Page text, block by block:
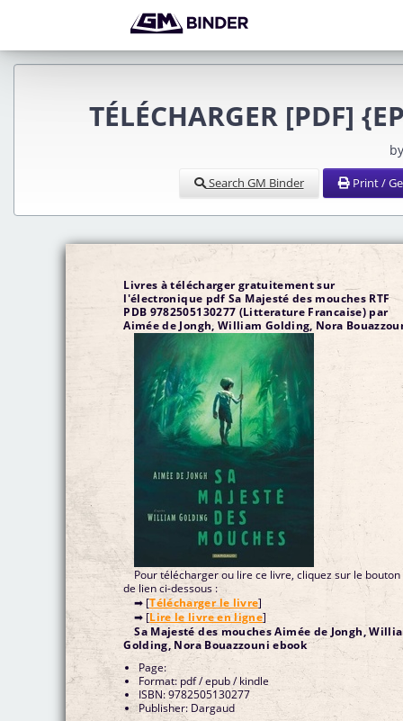
TÉLÉCHARGER [PDF]
Search GM Binder Print /
Livres à télécharger gratuitement sur
l'électronique pdf Sa Majesté des mouches RTF
PDB 9782505130277 (Litterature Francaise) par
Aimée de Jongh, William Golding, Nora
Pour télécharger ou lire ce livre, cliquez sur le bouton
de lien ci-dessous :
➡ [Télécharger le livre]
➡ [Lire le livre en ligne]
Sa Majesté des mouches Aimée de Jongh,
Golding, Nora Bouazzouni ebook
Page:
Format: pdf / epub / kindle
ISBN: 9782505130277
Publisher: Dargaud